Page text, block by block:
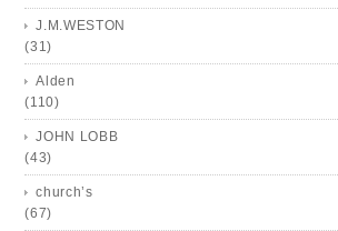
J.M.WESTON
(31)
Alden
(110)
JOHN LOBB
(43)
church’s
(67)